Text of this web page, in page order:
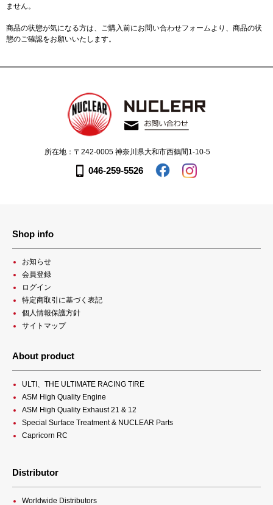
ません。
商品の状態が気になる方は、ご購入前にお問い合わせフォーム より、商品の状
態のご確認をお願いいたします。
所在地：〒242-0005 神奈川県大和市西鶴間1-10-5
046-259-5526
Shop info
お知らせ
会員登録
ログイン
特定商取引に基づく表記
個人情報保護方針
サイトマップ
About product
ULTI、THE ULTIMATE RACING TIRE
ASM High Quality Engine
ASM High Quality Exhaust 21 & 12
Special Surface Treatment & NUCLEAR Parts
Capricorn RC
Distributor
Worldwide Distributors